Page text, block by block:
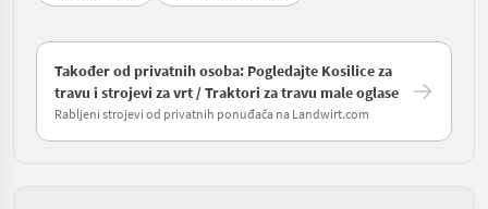
Također od privatnih osoba: Pogledajte Kosilice za
travu i strojevi za vrt / Traktori za travu male oglase
Rabljeni strojevi od privatnih ponuđača na Landwirt.com